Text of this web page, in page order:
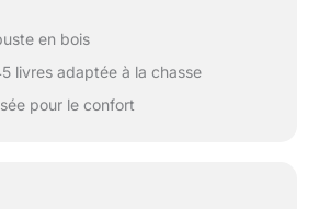
en bois
livres adaptée à la chasse
pour le confort